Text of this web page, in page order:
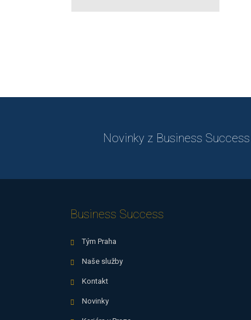
Novinky z Business
Business Success
Tým Praha
Naše služby
Kontakt
Novinky